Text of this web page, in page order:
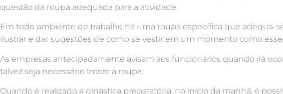
questão da roupa adequada para a atividade.
Em todo ambiente de trabalho há uma roupa específica que adequa-
ilustrar e dar sugestões de como se vestir em um momento como esse.
As empresas antecipadamente avisam aos funcionários quando irá
talvez seja necessário trocar a roupa.
Quando é realizado a ginástica preparatória, no início da manhã, é